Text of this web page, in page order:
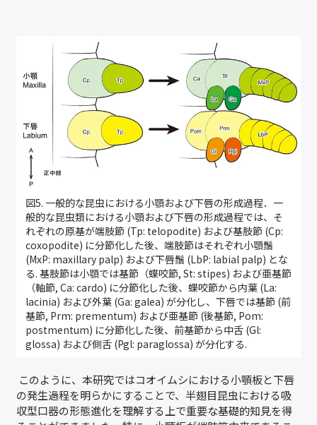
図5. 一般的な昆虫における小顎および下唇の形成過程．一
般的な昆虫類における小顎および下唇の形成過程では、そ
れぞれの原基が端肢節 (Tp: telopodite) および基肢節 (Cp:
coxopodite) に分節化した後、端肢節はそれぞれ小顎鬚
(MxP: maxillary palp) および下唇鬚 (LbP: labial palp) とな
る. 基肢節は小顎では基節（蝶咬節, St: stipes) および亜基節
（軸節, Ca: cardo) に分節化した後、蝶咬節から内葉 (La:
lacinia) および外葉 (Ga: galea) が分化し、下唇では基節 (前
基節, Prm: prementum) および亜基節 (後基節, Pom:
postmentum) に分節化した後、前基節から中舌 (Gl:
glossa) および側舌 (Pgl: paraglossa) が分化する.
このように、本研究ではコオイムシにおける小顎板と下唇
の発生過程を明らかにすることで、半翅目昆虫における吸
収型口器の形態進化を理解する上で重要な基礎的知見を得